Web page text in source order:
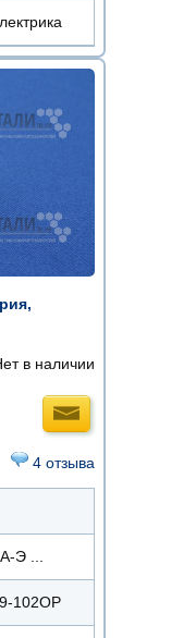
в наличии
4 отзыва
Э ...
102OP